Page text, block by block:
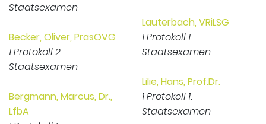
Staatsexamen
Becker, Oliver, PräsOVG
1 Protokoll 2.
Staatsexamen
Bergmann, Marcus, Dr.,
LfbA
Lauterbach, VRiLSG
1 Protokoll 1.
Staatsexamen
Lilie, Hans, Prof.Dr.
1 Protokoll 1.
Staatsexamen